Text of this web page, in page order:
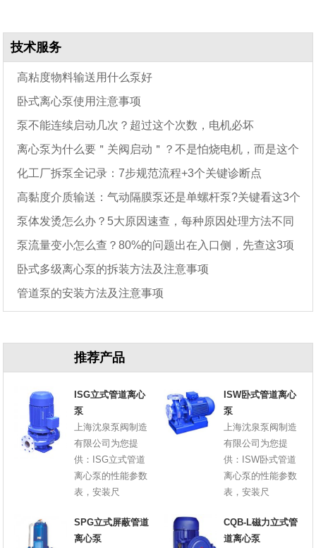
技术服务
高粘度物料输送用什么泵好
卧式离心泵使用注意事项
泵不能连续启动几次？超过这个次数，电机必坏
离心泵为什么要＂关阀启动＂？不是怕烧电机，而是这个
原因化工厂拆泵全记录：7步规范流程+3个关键诊断点
高黏度介质输送：气动隔膜泵还是单螺杆泵?关键看这3个
参数泵体发烫怎么办？5大原因速查，每种原因处理方法不同
泵流量变小怎么查？80%的问题出在入口侧，先查这3项
卧式多级离心泵的拆装方法及注意事项
管道泵的安装方法及注意事项
推荐产品
ISG立式管道离心
泵
上海沈泉泵阀制造
有限公司为您提
供：ISG立式管道
离心泵的性能参数
表，安装尺
ISW卧式管道离心
泵
上海沈泉泵阀制造
有限公司为您提
供：ISW卧式管道
离心泵的性能参数
表，安装尺
SPG立式屏蔽管道
离心泵
CQB-L磁力立式管
道离心泵